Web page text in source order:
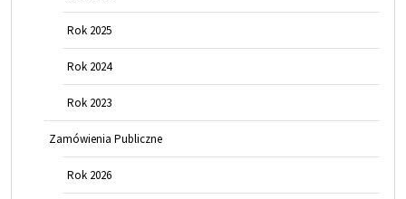
Rok 2025
Rok 2024
Rok 2023
Zamówienia Publiczne
Rok 2026